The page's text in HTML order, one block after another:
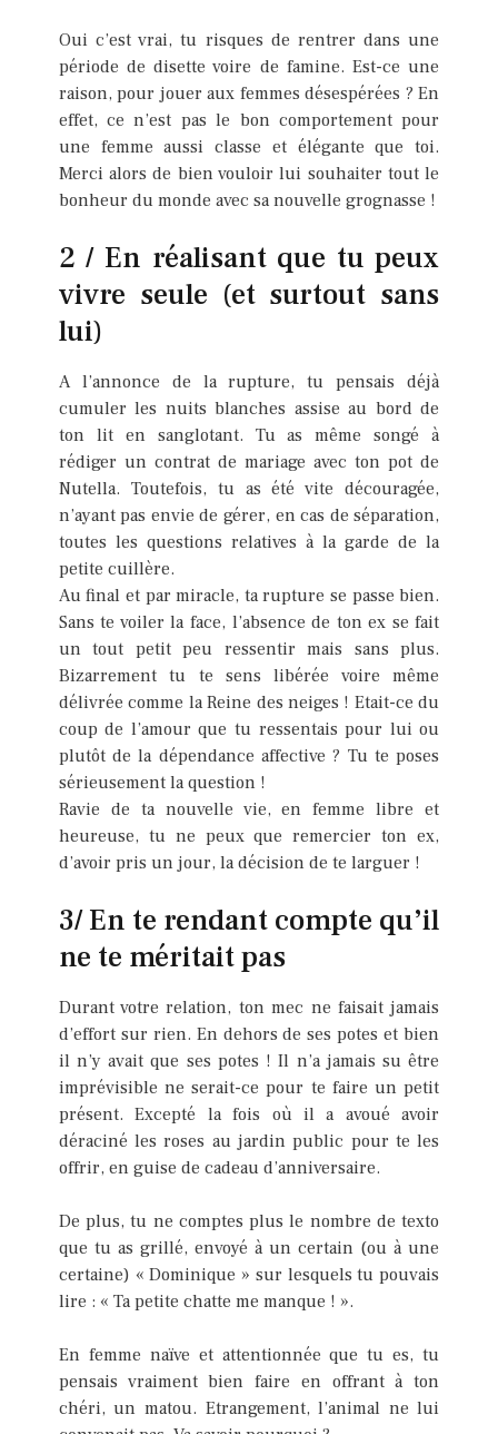
Oui c’est vrai, tu risques de rentrer dans une
période de disette voire de famine. Est-ce une
raison, pour jouer aux femmes désespérées ? En
effet, ce n’est pas le bon comportement pour
une femme aussi classe et élégante que toi.
Merci alors de bien vouloir lui souhaiter tout le
bonheur du monde avec sa nouvelle grognasse !
2 / En réalisant que tu peux
vivre seule (et surtout sans
lui)
A l’annonce de la rupture, tu pensais déjà
cumuler les nuits blanches assise au bord de
ton lit en sanglotant. Tu as même songé à
rédiger un contrat de mariage avec ton pot de
Nutella. Toutefois, tu as été vite découragée,
n’ayant pas envie de gérer, en cas de séparation,
toutes les questions relatives à la garde de la
petite cuillère.
Au final et par miracle, ta rupture se passe bien.
Sans te voiler la face, l’absence de ton ex se fait
un tout petit peu ressentir mais sans plus.
Bizarrement tu te sens libérée voire même
délivrée comme la Reine des neiges ! Etait-ce du
coup de l’amour que tu ressentais pour lui ou
plutôt de la dépendance affective ? Tu te poses
sérieusement la question !
Ravie de ta nouvelle vie, en femme libre et
heureuse, tu ne peux que remercier ton ex,
d’avoir pris un jour, la décision de te larguer !
3/ En te rendant compte qu’il
ne te méritait pas
Durant votre relation, ton mec ne faisait jamais
d’effort sur rien. En dehors de ses potes et bien
il n’y avait que ses potes ! Il n’a jamais su être
imprévisible ne serait-ce pour te faire un petit
présent. Excepté la fois où il a avoué avoir
déraciné les roses au jardin public pour te les
offrir, en guise de cadeau d’anniversaire.
De plus, tu ne comptes plus le nombre de texto
que tu as grillé, envoyé à un certain (ou à une
certaine) « Dominique » sur lesquels tu pouvais
lire : « Ta petite chatte me manque ! ».
En femme naïve et attentionnée que tu es, tu
pensais vraiment bien faire en offrant à ton
chéri, un matou. Etrangement, l’animal ne lui